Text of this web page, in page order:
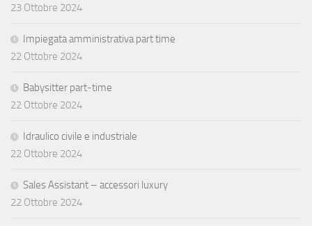
23 Ottobre 2024
Impiegata amministrativa part time
22 Ottobre 2024
Babysitter part-time
22 Ottobre 2024
Idraulico civile e industriale
22 Ottobre 2024
Sales Assistant – accessori luxury
22 Ottobre 2024